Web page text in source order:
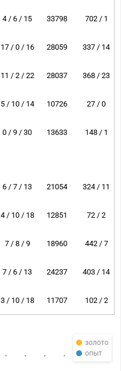
4 / 6 / 15 33798 702 / 1
17 / 0 / 16 28059 337 / 14
11 / 2 / 22 28037 368 / 23
5 / 10 / 14 10726 27 / 0
0 / 9 / 30 13633 148 / 1
6 / 7 / 13 21054 324 / 11
4 / 10 / 18 12851 72 / 2
7 / 8 / 9 18960 442 / 7
7 / 6 / 13 24237 403 / 14
3 / 10 / 18 11707 102 / 2
золото
опыт